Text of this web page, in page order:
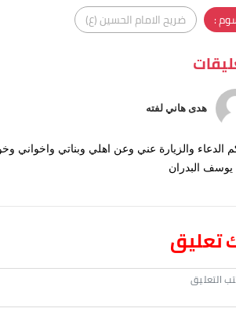
:
ضريح الامام الحسين (ع)
هدى هاني لفته
الدعاء والزيارة عني وعن اهلي وبناتي
البدران
تعليق